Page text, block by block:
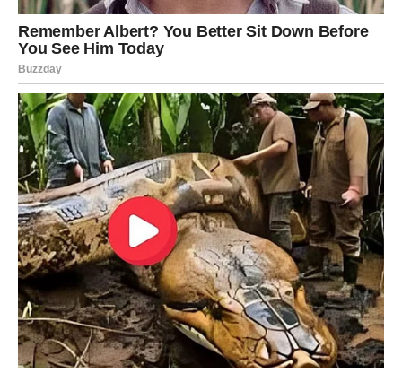
početi kao prijateljstvo, ali će vrlo brzo prerasti u nešto
mnogo dublje.
Mnoge Device će tokom juna rešavati pitanja doma,
selidbe ili porodičnih odnosa. Ovaj mesec donosi veliko
rasterećenje.
Finansije se popravljaju, posebno kroz dodatni posao ili
saradnju sa osobom kojoj verujete.
Vaga
Za Vage jun donosi emotivni vrtlog. Biće mnogo trenutaka
kada nećete znati šta osećate, ali upravo kroz taj haos
dolazite do važnih odgovora.